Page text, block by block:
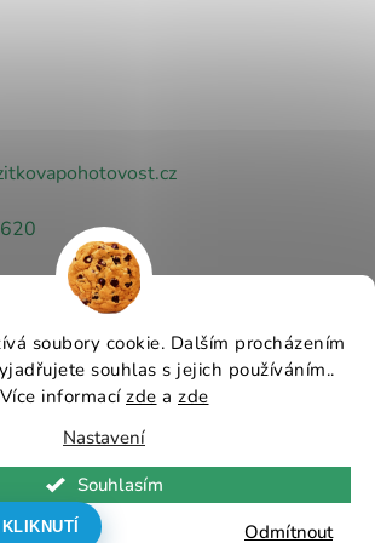
soubory cookie. Dalším procházením
souhlas s jejich používáním..
Více informací zde a zde
Nastavení
Odmítnout
Souhlasím
Návrhář designu
Vytvořil Shoptet
Razítková pohotovost - nejlevnější
. Všechna práva vyhrazena.
Upravit